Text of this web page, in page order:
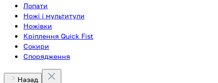
Лопати
Ножі і мультитули
Ножівки
Кріплення Quick Fist
Сокири
Спорядження
Назад